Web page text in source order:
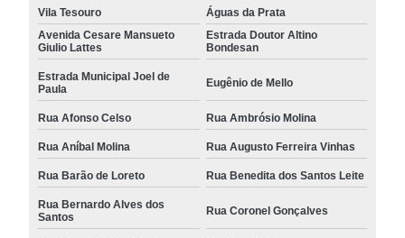
Vila Tesouro
Águas da Prata
Avenida Cesare Mansueto
Giulio Lattes
Estrada Doutor Altino
Bondesan
Estrada Municipal Joel de
Paula
Eugênio de Mello
Rua Afonso Celso Rua Ambrósio Molina
Rua Aníbal Molina Rua Augusto Ferreira Vinhas
Rua Barão de Loreto Rua Benedita dos Santos Leite
Rua Bernardo Alves dos
Santos
Rua Coronel Gonçalves